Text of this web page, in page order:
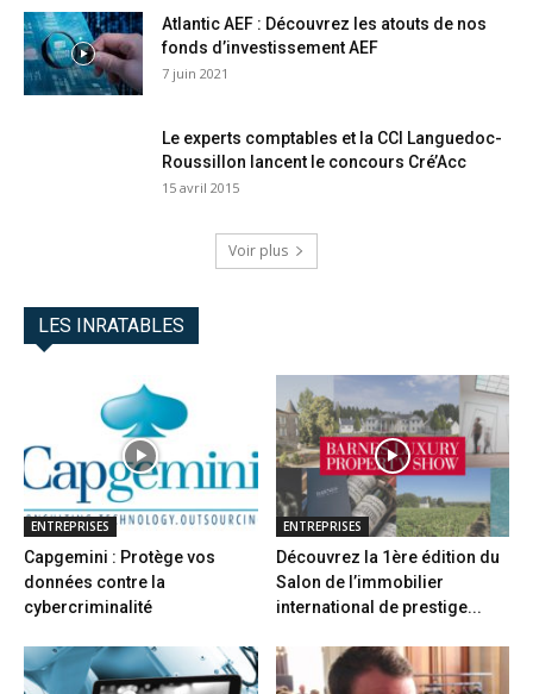
Atlantic AEF : Découvrez les atouts de nos
fonds d’investissement AEF
7 juin 2021
Le experts comptables et la CCI Languedoc-
Roussillon lancent le concours Cré’Acc
15 avril 2015
Voir plus
LES INRATABLES
ENTREPRISES
Capgemini : Protège vos
données contre la
cybercriminalité
ENTREPRISES
Découvrez la 1ère édition du
Salon de l’immobilier
international de prestige...